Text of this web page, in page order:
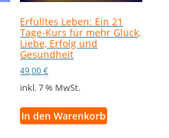
Erfülltes Leben: Ein 21
Tage-Kurs für mehr Glück,
Liebe, Erfolg und
Gesundheit
49,00€
inkl. 7 % MwSt.
In den Warenkorb